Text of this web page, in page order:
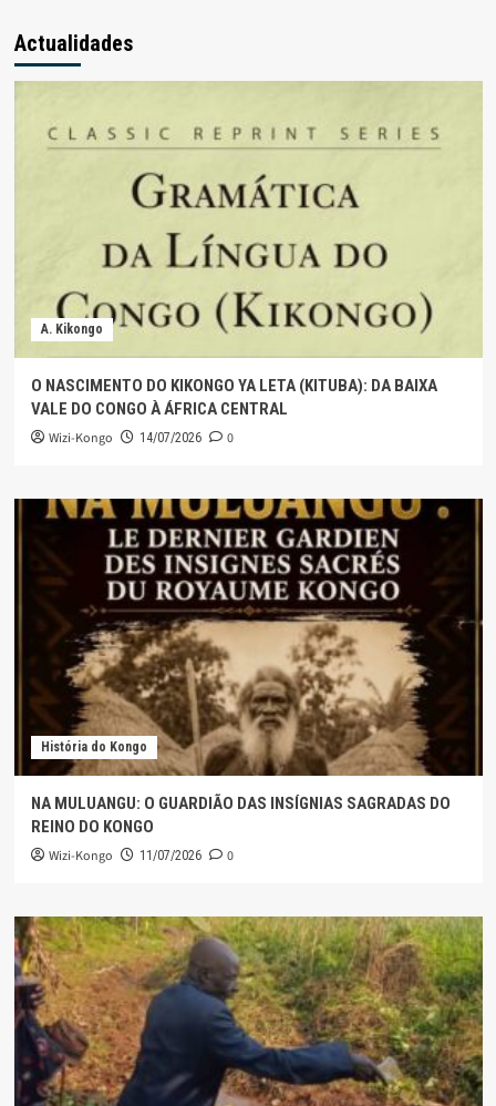
Actualidades
A. Kikongo
O NASCIMENTO DO KIKONGO YA LETA (KITUBA): DA BAIXA
VALE DO CONGO À ÁFRICA CENTRAL
Wizi-Kongo 14/07/2026 0
História do Kongo
NA MULUANGU: O GUARDIÃO DAS INSÍGNIAS SAGRADAS DO
REINO DO KONGO
Wizi-Kongo 11/07/2026 0